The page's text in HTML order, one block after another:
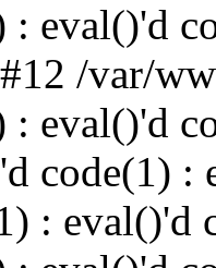
: eval()'d
/var/
: eval()'d
code(1) :
: eval()'d